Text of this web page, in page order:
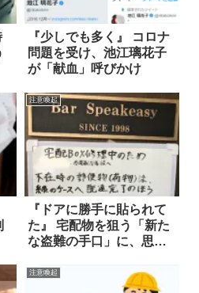
『少しでも多く』 コロナ
問題を受け、池江璃花子
が「献血」呼びかけ
注意喚起
『ドアに勝手に貼られて
た』 宅配物を狙う「新た
な盗難の手口」に、思わ
注意喚起